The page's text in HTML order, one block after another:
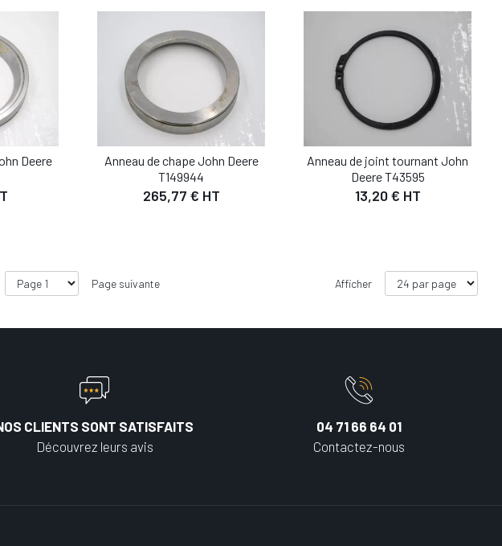
Deere
Anneau de chape John Deere
T149944
265,77 € HT
Anneau de joint tournant John
Deere T43595
13,20 € HT
Page suivante Afficher
CLIENTS SONT SATISFAITS
Découvrez leurs avis
04 71 66 64 01
Contactez-nous